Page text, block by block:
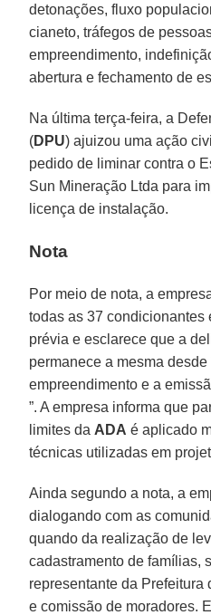
detonações, fluxo
cianeto, tráfegos de
empreendimento,
abertura e fechamento de
Na última terça-feira, a
(DPU) ajuizou uma ação
pedido de liminar contra o
Sun Mineração Ltda para
licença de instalação.
Nota
Por meio de nota, a
todas as 37
prévia e esclarece que a
permanece a mesma desde
empreendimento e a
”. A empresa informa que
limites da ADA é aplicado
técnicas utilizadas em
Ainda segundo a nota, a
dialogando com as
quando da realização de
cadastramento de famílias,
representante da Prefeitura
e comissão de moradores.